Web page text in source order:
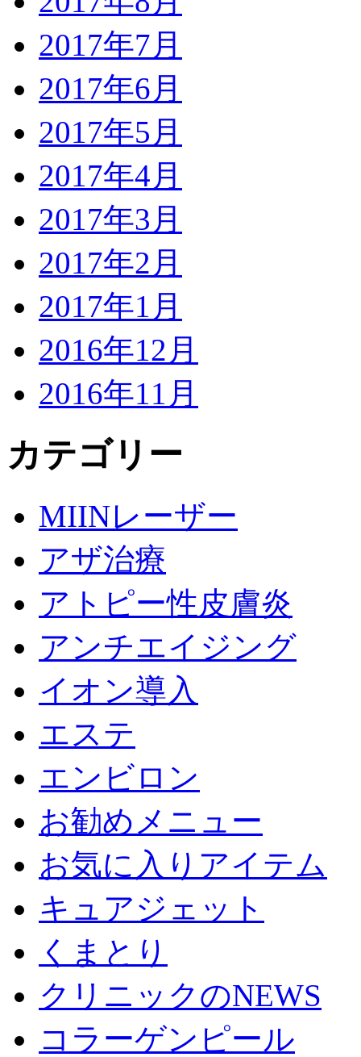
2017年7月
2017年6月
2017年5月
2017年4月
2017年3月
2017年2月
2017年1月
2016年12月
2016年11月
カテゴリー
MIINレーザー
アザ治療
アトピー性皮膚炎
アンチエイジング
イオン導入
エステ
エンビロン
お勧めメニュー
お気に入りアイテム
キュアジェット
くまとり
クリニックのNEWS
コラーゲンピール